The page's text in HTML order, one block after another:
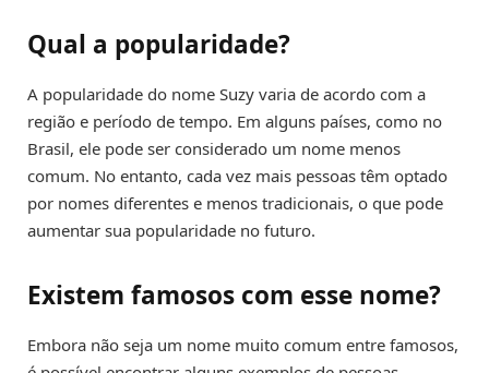
Qual a popularidade?
A popularidade do nome Suzy varia de acordo com a
região e período de tempo. Em alguns países, como no
Brasil, ele pode ser considerado um nome menos
comum. No entanto, cada vez mais pessoas têm optado
por nomes diferentes e menos tradicionais, o que pode
aumentar sua popularidade no futuro.
Existem famosos com esse nome?
Embora não seja um nome muito comum entre famosos,